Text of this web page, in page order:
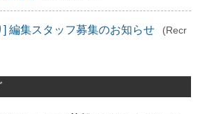
編集スタッフ募集のお知らせ
(Recr